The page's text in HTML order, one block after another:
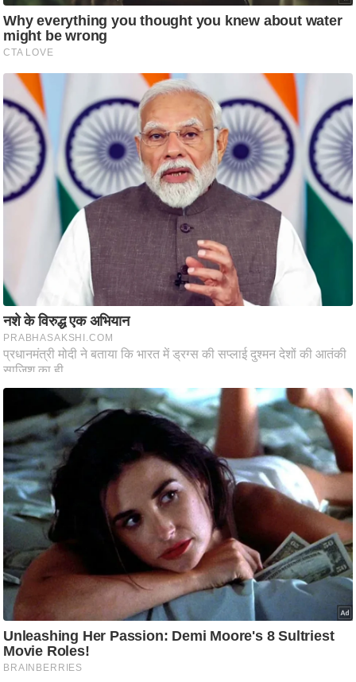
र
.
आ
ई
चा
य
प
र
स
ज्यो
ति
ष
प्र
म
हि
मा
/
ध
र्म
ल
व्र
त
त्यो
हा
र